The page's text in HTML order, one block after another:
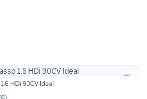
HDi 90CV Ideal
)